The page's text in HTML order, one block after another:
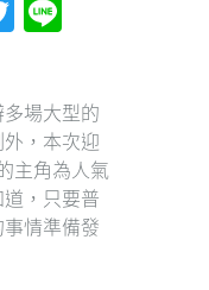
Twitter
場大型的
，本次迎
主角為人氣
，只要普
情準備發